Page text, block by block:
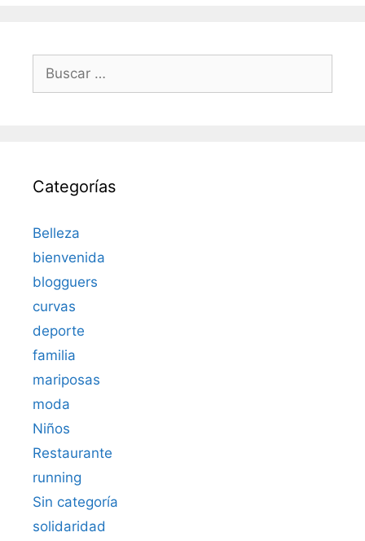
Categorías
Belleza
bienvenida
blogguers
curvas
deporte
familia
mariposas
moda
Niños
Restaurante
running
Sin categoría
solidaridad